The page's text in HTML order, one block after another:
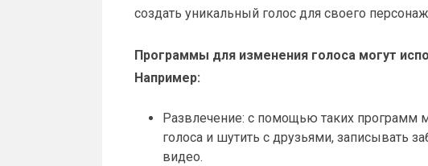
создать уникальный голос для своего
Программы для изменения голоса могут
Например:
Развлечение: с помощью таких программ
голоса и шутить с друзьями, записывать
видео.